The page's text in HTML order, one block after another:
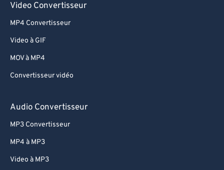
Video Convertisseur
MP4 Convertisseur
Video à GIF
MOV à MP4
Convertisseur vidéo
Audio Convertisseur
MP3 Convertisseur
MP4 à MP3
Video à MP3